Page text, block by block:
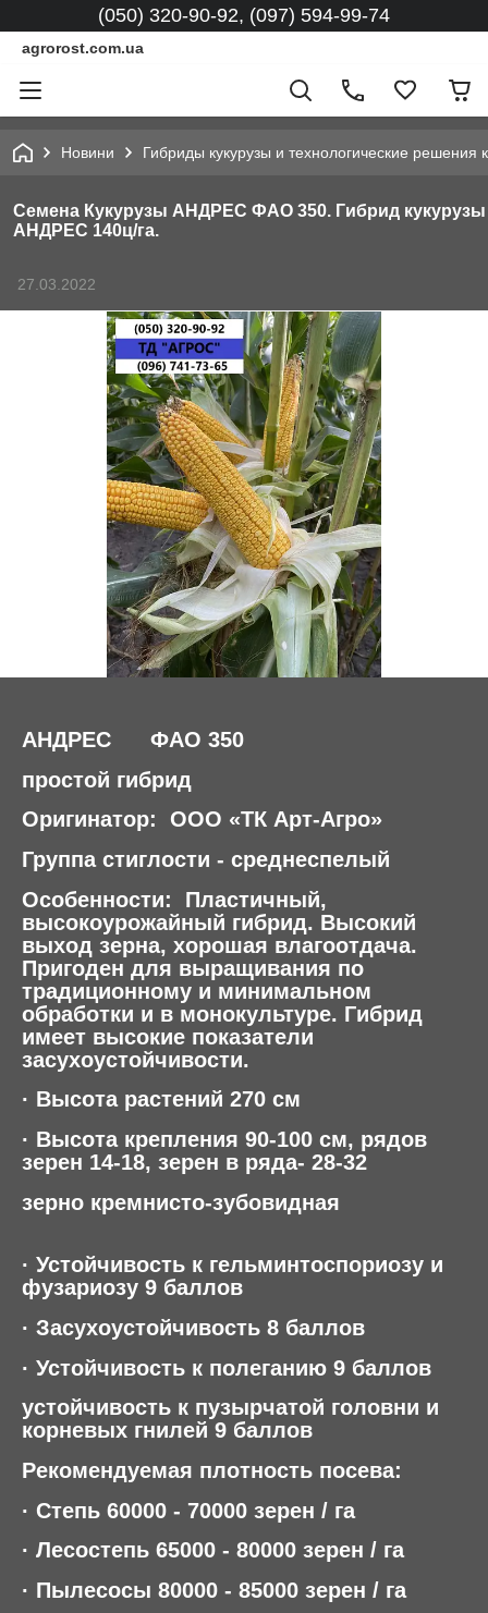
(050) 320-90-92, (097) 594-99-74
agrorost.com.ua
Новини Гибриды кукурузы и технологические решения
Семена Кукурузы АНДРЕС ФАО 350. Гибрид кукурузы
АНДРЕС 140ц/га.
27.03.2022
АНДРЕС ФАО 350
простой гибрид
Оригинатор: ООО «ТК Арт-Агро»
Группа стиглости - среднеспелый
Особенности:
Пластичный,
высокоурожайный гибрид. Высокий
выход зерна, хорошая влагоотдача.
Пригоден для выращивания по
традиционному и минимальном
обработки и в монокультуре. Гибрид
имеет высокие показатели
засухоустойчивости.
· Высота растений 270 см
· Высота крепления 90-100 см, рядов
зерен 14-18, зерен в ряда- 28-32
зерно кремнисто-зубовидная
· Устойчивость к гельминтоспориозу и
фузариозу 9 баллов
· Засухоустойчивость 8 баллов
· Устойчивость к полеганию 9 баллов
устойчивость к пузырчатой головни и
корневых гнилей 9 баллов
Рекомендуемая плотность посева:
· Степь 60000 - 70000 зерен / га
· Лесостепь 65000 - 80000 зерен / га
· Пылесосы 80000 - 85000 зерен / га